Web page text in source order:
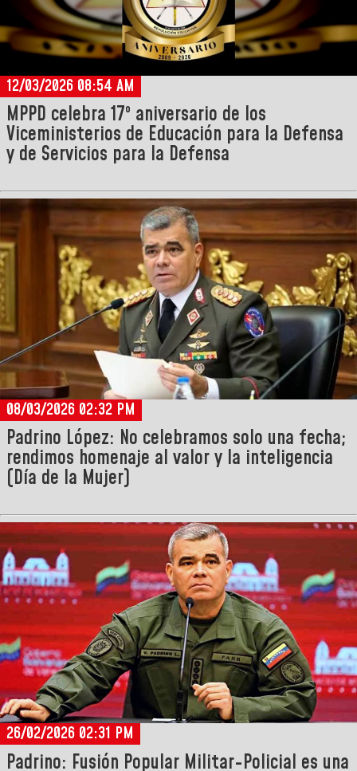
12/03/2026 08:54 AM
MPPD celebra 17º aniversario de los
Viceministerios de Educación para la Defensa
y de Servicios para la Defensa
08/03/2026 02:32 PM
Padrino López: No celebramos solo una fecha;
rendimos homenaje al valor y la inteligencia
(Día de la Mujer)
26/02/2026 02:31 PM
Padrino: Fusión Popular Militar-Policial es una